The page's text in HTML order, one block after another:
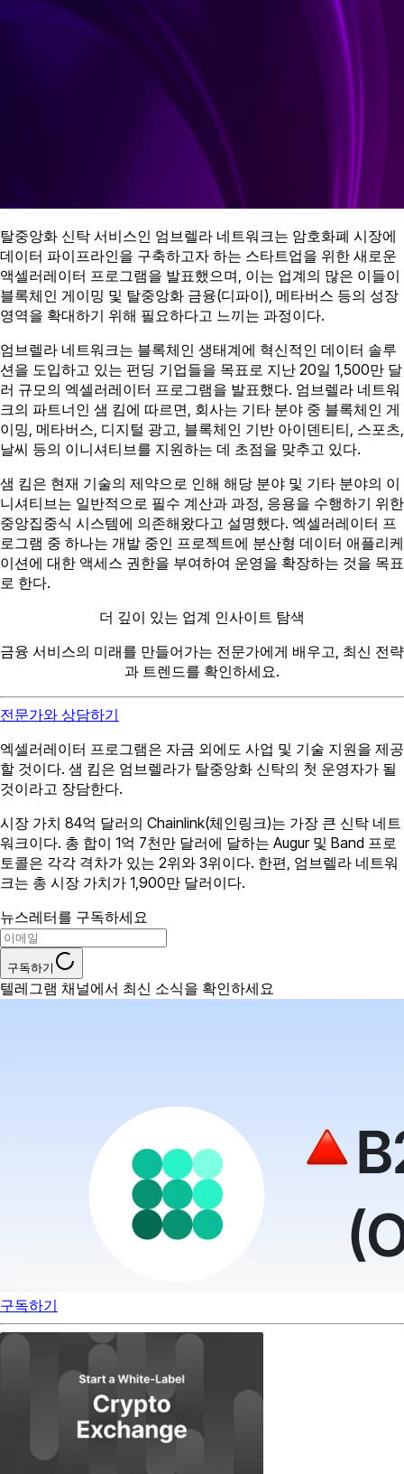
탈중앙화 신탁 서비스인 엄브렐라 네트워크는 암호화폐 시장에
데이터 파이프라인을 구축하고자 하는 스타트업을 위한 새로운
액셀러레이터 프로그램을 발표했으며, 이는 업계의 많은 이들이
블록체인 게이밍 및 탈중앙화 금융(디파이), 메타버스 등의 성장
영역을 확대하기 위해 필요하다고 느끼는 과정이다.
엄브렐라 네트워크는 블록체인 생태계에 혁신적인 데이터 솔루
션을 도입하고 있는 펀딩 기업들을 목표로 지난 20일 1,500만 달
러 규모의 엑셀러레이터 프로그램을 발표했다. 엄브렐라 네트워
크의 파트너인 샘 킴에 따르면, 회사는 기타 분야 중 블록체인 게
이밍, 메타버스, 디지털 광고, 블록체인 기반 아이덴티티, 스포츠,
날씨 등의 이니셔티브를 지원하는 데 초점을 맞추고 있다.
샘 킴은 현재 기술의 제약으로 인해 해당 분야 및 기타 분야의 이
니셔티브는 일반적으로 필수 계산과 과정, 응용을 수행하기 위한
중앙집중식 시스템에 의존해왔다고 설명했다. 엑셀러레이터 프
로그램 중 하나는 개발 중인 프로젝트에 분산형 데이터 애플리케
이션에 대한 액세스 권한을 부여하여 운영을 확장하는 것을 목표
로 한다.
더 깊이 있는 업계 인사이트 탐색
금융 서비스의 미래를 만들어가는 전문가에게 배우고, 최신 전략
과 트렌드를 확인하세요.
전문가와 상담하기
엑셀러레이터 프로그램은 자금 외에도 사업 및 기술 지원을 제공
할 것이다. 샘 킴은 엄브렐라가 탈중앙화 신탁의 첫 운영자가 될
것이라고 장담한다.
시장 가치 84억 달러의 Chainlink(체인링크)는 가장 큰 신탁 네트
워크이다. 총 합이 1억 7천만 달러에 달하는 Augur 및 Band 프로
토콜은 각각 격차가 있는 2위와 3위이다. 한편, 엄브렐라 네트워
크는 총 시장 가치가 1,900만 달러이다.
뉴스레터를 구독하세요
구독하기
텔레그램 채널에서 최신 소식을 확인하세요
구독하기